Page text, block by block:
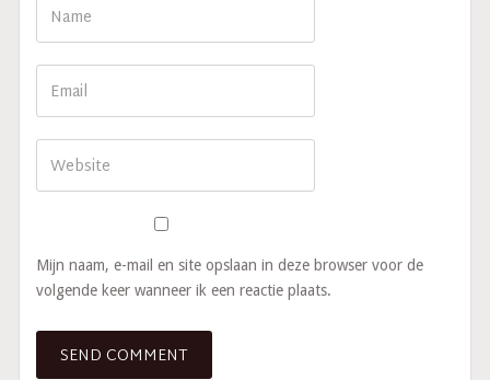
Mijn naam, e-mail en site opslaan in deze browser voor de
volgende keer wanneer ik een reactie plaats.